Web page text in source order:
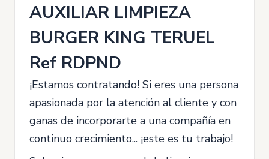
AUXILIAR LIMPIEZA
BURGER KING TERUEL
Ref RDPND
¡Estamos contratando! Si eres una persona
apasionada por la atención al cliente y con
ganas de incorporarte a una compañía en
continuo crecimiento... ¡este es tu trabajo!